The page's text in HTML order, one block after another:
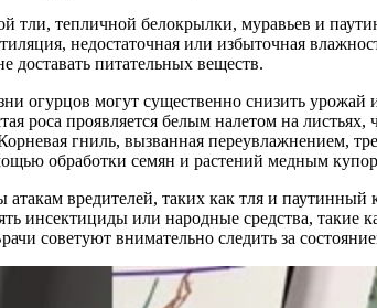
тли, тепличной белокрылки, муравьев и
недостаточная или избыточная
доставать питательных веществ.
огурцов могут существенно снизить
роса проявляется белым налетом на
гниль, вызванная переувлажнением,
обработки семян и растений медным
вредителей, таких как тля и
инсектициды или народные средства,
советуют внимательно следить за